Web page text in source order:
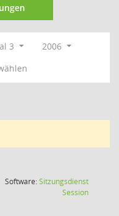
3
2006
Software:Sitzungsdienst
Session(Wird in